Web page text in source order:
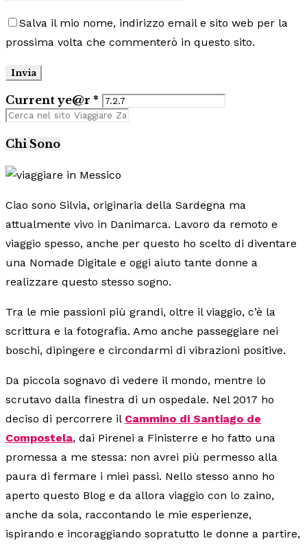
Salva il mio nome, indirizzo email e sito web per la
prossima volta che commenterò in questo sito.
Current ye@r *
Chi Sono
Ciao sono Silvia, originaria della Sardegna ma
attualmente vivo in Danimarca. Lavoro da remoto e
viaggio spesso, anche per questo ho scelto di diventare
una Nomade Digitale e oggi aiuto tante donne a
realizzare questo stesso sogno.
Tra le mie passioni più grandi, oltre il viaggio, c’è la
scrittura e la fotografia. Amo anche passeggiare nei
boschi, dipingere e circondarmi di vibrazioni positive.
Da piccola sognavo di vedere il mondo, mentre lo
scrutavo dalla finestra di un ospedale. Nel 2017 ho
deciso di percorrere il Cammino di Santiago de
Compostela, dai Pirenei a Finisterre e ho fatto una
promessa a me stessa: non avrei più permesso alla
paura di fermare i miei passi. Nello stesso anno ho
aperto questo Blog e da allora viaggio con lo zaino,
anche da sola, raccontando le mie esperienze,
ispirando e incoraggiando sopratutto le donne a partire,